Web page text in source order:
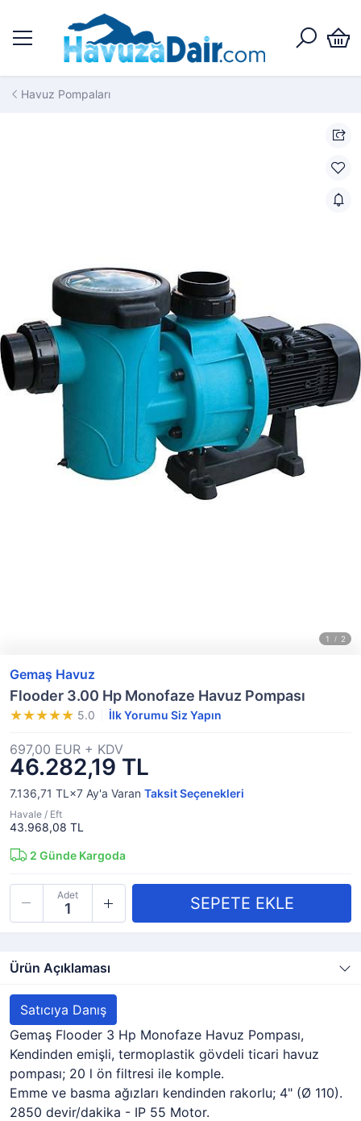
Havuz Pompaları
Gemaş Havuz
Flooder 3.00 Hp Monofaze Havuz Pompası
5.0 İlk Yorumu Siz Yapın
46.282,19 TL
697,00 EUR + KDV
7.136,71 TL×7 Ay'a Varan Taksit Seçenekleri
Havale / Eft
43.968,08 TL
2 Günde Kargoda
Adet
Ürün Açıklaması
Satıcıya Danış
Gemaş Flooder 3 Hp Monofaze Havuz Pompası,
Kendinden emişli, termoplastik gövdeli ticari havuz
pompası; 20 l ön filtresi ile komple.
Emme ve basma ağızları kendinden rakorlu; 4" (Ø 110).
2850 devir/dakika - IP 55 Motor.